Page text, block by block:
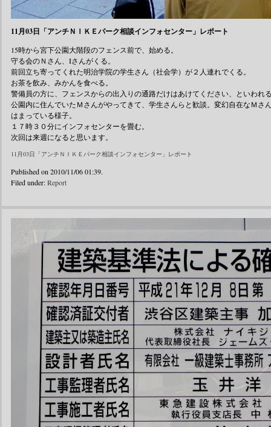
11月03日「アンチＮＩＫＥパーク相談インフォセンター」レポート
15時から宮下公園大階段のフェンス前で、始める。
守る会のＮさん、Iさんがくる。
前回立ち寄ってくれた明治学院の学生さん（社会学）が２人連れでくる。
お茶を飲み、みかんを食べる。
警備員の方に、フェンスからの出入りの通路だけはあけてください、といわれ
公園内に住んでいたＭさんがやってきて、学生さんらと歓談。変幻自在なＭさ
はまっている様子。
１７時３０分にインフォセンターを畳む。
次回は来週になると思います。
11月03日「アンチＮＩＫＥパーク相談インフォセンター」レポート
Published on 2010/11/06 01:39.
Filed under:Report